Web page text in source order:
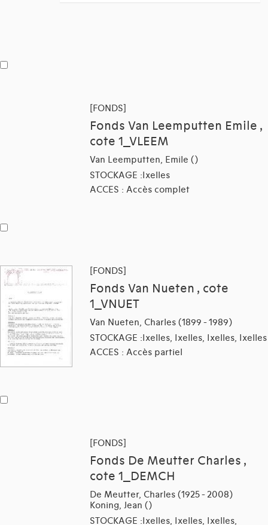
[FONDS]
Fonds Van Leemputten Emile ,
cote 1_VLEEM
Van Leemputten, Emile ()
STOCKAGE :Ixelles
ACCES : Accès complet
[FONDS]
Fonds Van Nueten , cote
1_VNUET
Van Nueten, Charles (1899 - 1989)
STOCKAGE :Ixelles, Ixelles, Ixelles, Ixelles
ACCES : Accès partiel
[FONDS]
Fonds De Meutter Charles ,
cote 1_DEMCH
De Meutter, Charles (1925 - 2008)
Koning, Jean ()
STOCKAGE :Ixelles, Ixelles, Ixelles,